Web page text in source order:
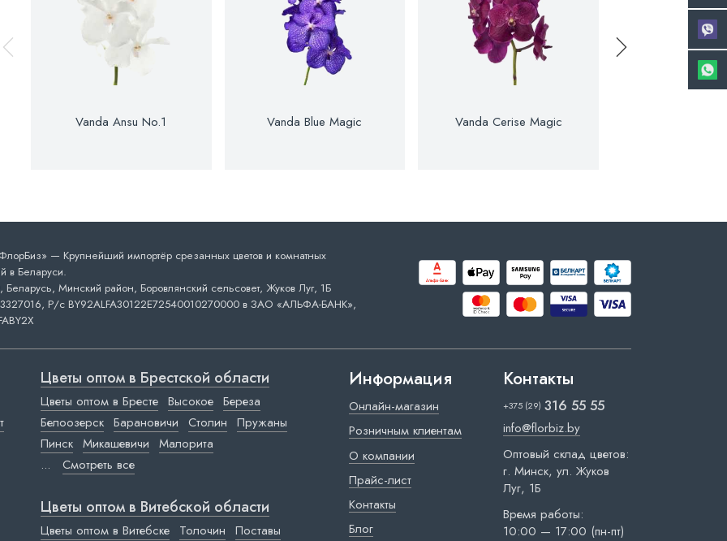
Vanda Ansu No.1 Vanda Blue Magic Vanda Cerise Magic
— Крупнейший импортёр срезанных цветов и комнатных
в Беларуси.
Минский район, Боровлянский сельсовет, Жуков Луг, 1Б
Р/с BY92ALFA30122E72540010270000 в ЗАО «АЛЬФА-БАНК»,
Цветы оптом в Брестской области
Цветы оптом в Бресте Высокое Береза
Белоозерск Барановичи Столин Пружаны
Пинск Микашевичи Малорита
... Смотреть все
Цветы оптом в Витебской области
Цветы оптом в Витебске Толочин Поставы
Информация
Онлайн-магазин
Розничным клиентам
О компании
Прайс-лист
Контакты
Блог
Контакты
+375 (29) 316 55 55
info@florbiz.by
Оптовый склад цветов:
г. Минск, ул. Жуков
Луг, 1Б
Время работы:
10:00 — 17:00 (пн-пт)